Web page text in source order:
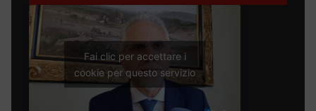
Fai clic per accettare i
cookie per questo servizio